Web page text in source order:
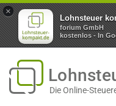
×
Lohnsteuer
forium GmbH
kostenlos - In
Die Online-